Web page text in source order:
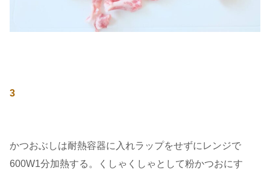
3
かつおぶしは耐熱容器に入れラップをせずにレンジで
600W1分加熱する。くしゃくしゃとして粉かつおにす